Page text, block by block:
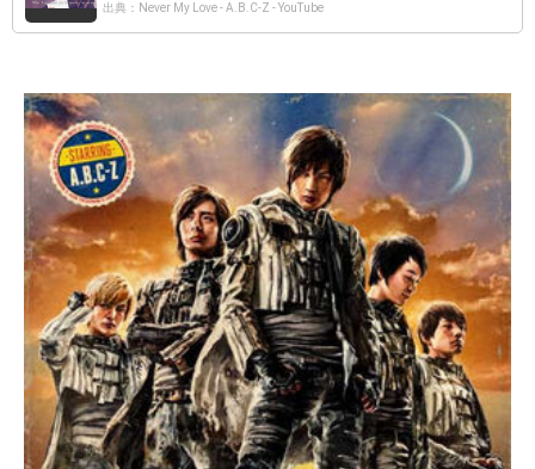
出典：Never My Love - A.B.C-Z - YouTube